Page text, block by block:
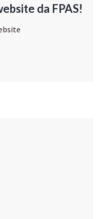
da FPAS!